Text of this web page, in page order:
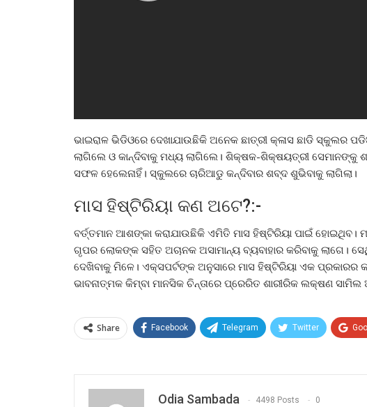
ଭାଇରାଳ ଭିଡିଓରେ ଦେଖାଯାଉଛିକି ଅନେକ ଛାତ୍ରୀ କ୍ଳାସ ଛାଡି ସ୍କୁଲର
ଲାଗିଲେ ଓ କାନ୍ଦିବାକୁ ମଧ୍ୟ ଲାଗିଲେ। ଶିକ୍ଷକ-ଶିକ୍ଷୟତ୍ରୀ ସେମାନଙ୍କୁ
ସଫଳ ହେଲେନାହିଁ। ସ୍କୁଲରେ ଚାରିଆଡୁ କନ୍ଦିବାର ଶବ୍ଦ ଶୁଭିବାକୁ ଲାଗିଲା।
ମାସ ହିଷ୍ଟିରିୟା କଣ ଅଟେ?:-
ବର୍ତ୍ତମାନ ଆଶଙ୍କା କରାଯାଉଛିକି ଏମିତି ମାସ ହିଷ୍ଟିରିୟା ପାଇଁ
ଗୃପର ଲୋକଙ୍କ ସହିତ ଅଚାନକ ଅସାମାନ୍ୟ ବ୍ୟବାହାର କରିବାକୁ ଲାଗେ।
ଦେଖିବାକୁ ମିଳେ। ଏକ୍ସପର୍ଟଙ୍କ ଅନୁସାରେ ମାସ ହିଷ୍ଟିରିୟା ଏକ ପ୍ରକାରର
ଭାବନାତ୍ମକ କିମ୍ବା ମାନସିକ ଚିନ୍ତାରେ ପ୍ରେରିତ ଶାରୀରିକ ଲକ୍ଷଣ ସାମିଲ
Share Facebook Telegram Twitter
Odia Sambada 4498 Posts 0